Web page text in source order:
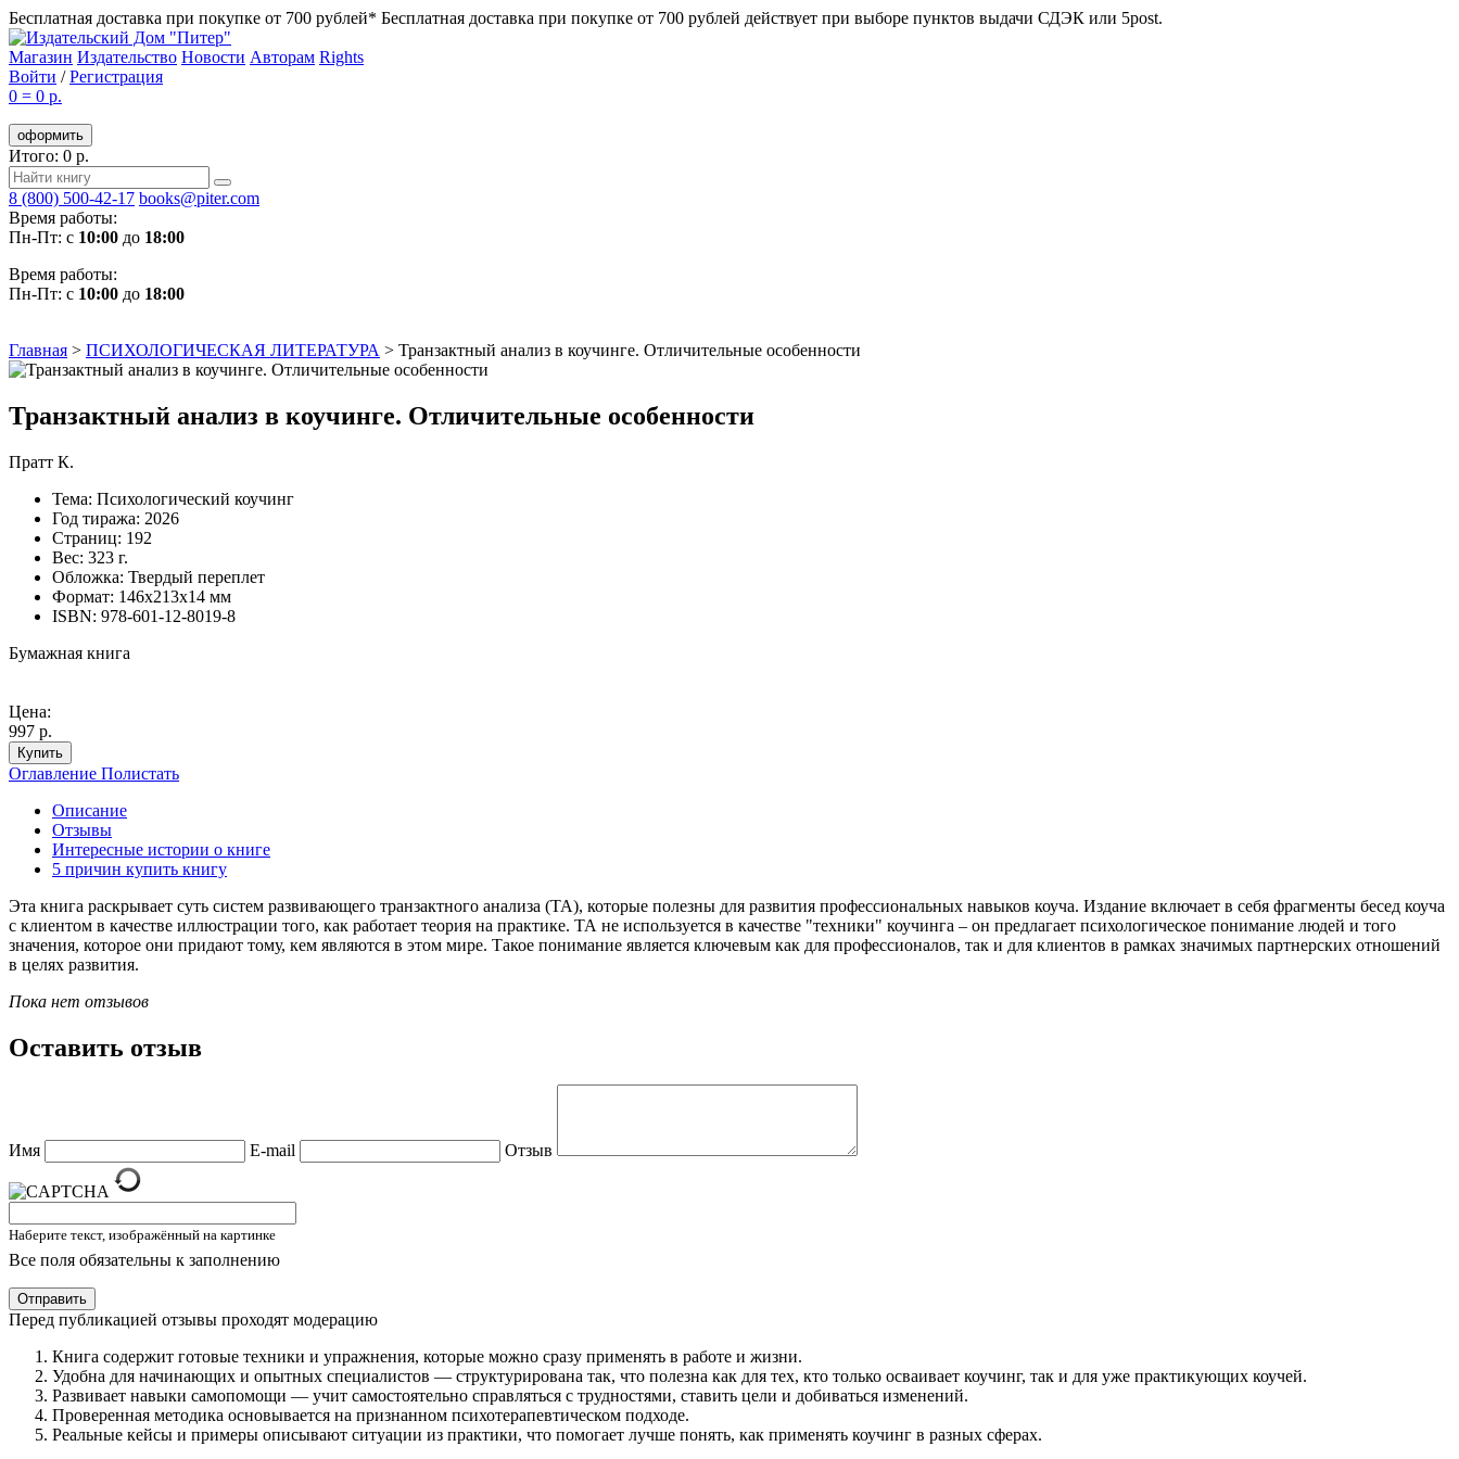
Бесплатная доставка при покупке от 700 рублей* Бесплатная доставка при покупке от 700 рублей действует при выборе пунктов выдачи СДЭК или 5post.
Магазин Издательство Новости Авторам Rights
Войти /Регистрация
0 = 0 р.
оформить
Итого: 0 р.
8 (800) 500-42-17 books@piter.com
Время работы:
Пн-Пт: с 10:00 до 18:00
Время работы:
Пн-Пт: с 10:00 до 18:00
Главная > ПСИХОЛОГИЧЕСКАЯ ЛИТЕРАТУРА > Транзактный анализ в коучинге. Отличительные особенности
Транзактный анализ в коучинге. Отличительные особенности
Пратт К.
Тема: Психологический коучинг
Год тиража: 2026
Страниц: 192
Вес: 323 г.
Обложка: Твердый переплет
Формат: 146х213х14 мм
ISBN: 978-601-12-8019-8
Бумажная книга
Цена:
997 р.
Купить
Оглавление Полистать
Описание
Отзывы
Интересные истории о книге
5 причин купить книгу
Эта книга раскрывает суть систем развивающего транзактного анализа (ТА), которые полезны для развития профессиональных навыков коуча. Издание включает в себя фрагменты бесед коуча
с клиентом в качестве иллюстрации того, как работает теория на практике. ТА не используется в качестве "техники" коучинга – он предлагает психологическое понимание людей и того
значения, которое они придают тому, кем являются в этом мире. Такое понимание является ключевым как для профессионалов, так и для клиентов в рамках значимых партнерских отношений
в целях развития.
Пока нет отзывов
Оставить отзыв
Имя E-mail Отзыв
Наберите текст, изображённый на картинке
Все поля обязательны к заполнению
Отправить
Перед публикацией отзывы проходят модерацию
Книга содержит готовые техники и упражнения, которые можно сразу применять в работе и жизни.
Удобна для начинающих и опытных специалистов — структурирована так, что полезна как для тех, кто только осваивает коучинг, так и для уже практикующих коучей.
Развивает навыки самопомощи — учит самостоятельно справляться с трудностями, ставить цели и добиваться изменений.
Проверенная методика основывается на признанном психотерапевтическом подходе.
Реальные кейсы и примеры описывают ситуации из практики, что помогает лучше понять, как применять коучинг в разных сферах.